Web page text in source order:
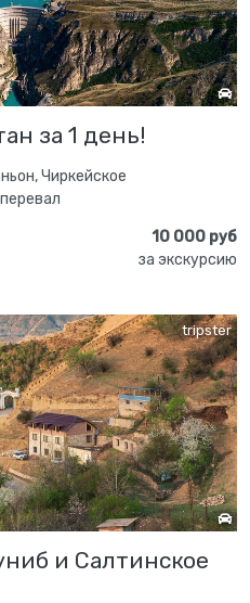
за 1 день!
Чиркейское
10 000 руб
за экскурсию
tripster
и Салтинское